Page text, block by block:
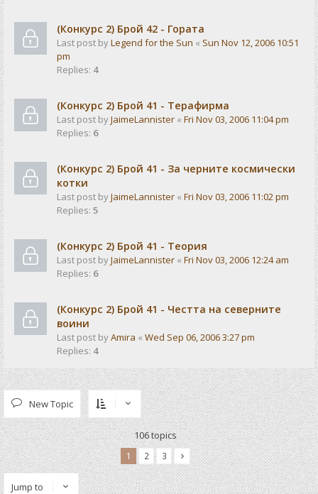
(Конкурс 2) Брой 42 - Гората
Last post byLegend for the Sun « Sun Nov 12, 2006 10:51
pm
Replies: 4
(Конкурс 2) Брой 41 - Терафирма
Last post byJaimeLannister « Fri Nov 03, 2006 11:04 pm
Replies: 6
(Конкурс 2) Брой 41 - За черните космически
котки
Last post byJaimeLannister « Fri Nov 03, 2006 11:02 pm
Replies: 5
(Конкурс 2) Брой 41 - Теория
Last post byJaimeLannister « Fri Nov 03, 2006 12:24 am
Replies: 6
(Конкурс 2) Брой 41 - Честта на северните
воини
Last post byAmira « Wed Sep 06, 2006 3:27 pm
Replies: 4
New Topic
106 topics
1 2 3
Jump to